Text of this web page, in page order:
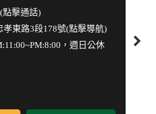
點擊通話)
孝東路3段178號(點擊導航)
，週日公休